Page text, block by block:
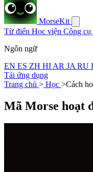
MorseKit
Từ điển Học viện Công cụ
Ngôn ngữ
EN ES ZH HI AR JA RU
Tải ứng dụng
Trang chủ > Học >Cách
Mã Morse hoạt